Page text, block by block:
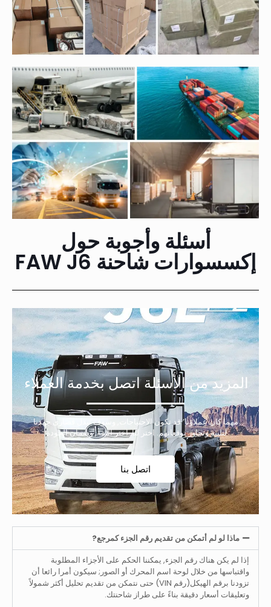
أسئلة وأجوبة حول
إكسسوارات شاحنة FAW J6
المزيد من الأسئلة اتصل بخدمة العملاء
مهما كان عملاؤنا’ قد تكون الاحتياجات, وسوف نبذل قصارى جهدنا
لتلبية وتجاوز توقعاتهم. اختر لنا, اختر الثقة, وضمان الجودة.
اتصل بنا
ماذا لو لم أتمكن من تقديم رقم الجزء كمرجع?
إذا لم يكن هناك رقم الجزء, يمكننا الحكم على الأجزاء المطلوبة
واقتباسها من خلال لوحة اسم المحرك أو الصور; سيكون أمرا رائعا أن
تزودنا برقم الهيكل(رقم VIN) حتى نتمكن من تقديم تحليل أكثر شمولاً
وتعليقات أسعار دقيقة بناءً على طراز شاحنتك.